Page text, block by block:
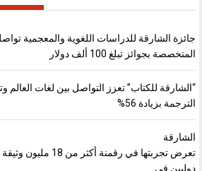
جائزة الشارقة للدراسات اللغوية والمعجمية
المتخصصة بجوائز تبلغ 100 ألف دولار
الترجمة بزيادة 56%
الشارقة
تعرض تجربتها في رقمنة
دوليين في